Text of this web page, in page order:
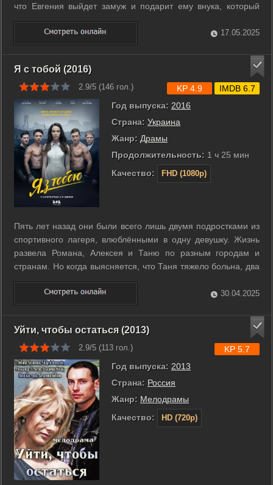
что Евгения выйдет замуж и подарит ему внука, который
будет продолжать семейное дело. Однако девушка с
детства мечтает стать инженером-изобретателем и, получив
образование, устроиться на ...
17.05.2025
Я с тобой (2016)
2.9/5 (146 гол.)
Год выпуска: 2016
Страна: Украина
Жанр: Драмы
Продолжительность: 1 ч 25 мин
Качество:
FHD (1080p)
KP 4.9 IMDB 6.7
Пять лет назад они были всего лишь двумя подростками из
спортивного лагеря, влюблёнными в одну девушку. Жизнь
развела Романа, Алексея и Таню по разным городам и
странам. Но когда выясняется, что Таня тяжело больна, два
её верных рыцаря, несмотря на давний конфликт,
объединяются, чтобы её спасти. ...
30.04.2025
Уйти, чтобы остаться (2013)
2.9/5 (113 гол.)
Год выпуска: 2013
Страна: Россия
Жанр: Мелодрамы
Качество:
HD (720p)
KP 5.7